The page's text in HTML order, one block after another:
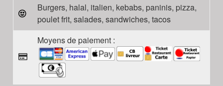
Burgers, halal, italien, kebabs, paninis, pizza,
poulet frit, salades, sandwiches, tacos
Moyens de paiement :